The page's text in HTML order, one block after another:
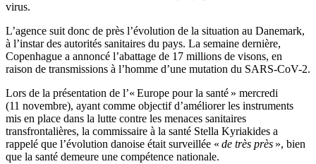
virus.
L’agence suit donc de près l’évolution de la situation au Danemark,
à l’instar des autorités sanitaires du pays. La semaine dernière,
Copenhague a annoncé l’abattage de 17 millions de visons, en
raison de transmissions à l’homme d’une mutation du SARS-CoV-2.
Lors de la présentation de l’« Europe pour la santé » mercredi
(11 novembre), ayant comme objectif d’améliorer les instruments
mis en place dans la lutte contre les menaces sanitaires
transfrontalières, la commissaire à la santé Stella Kyriakides a
rappelé que l’évolution danoise était surveillée « de très près », bien
que la santé demeure une compétence nationale.